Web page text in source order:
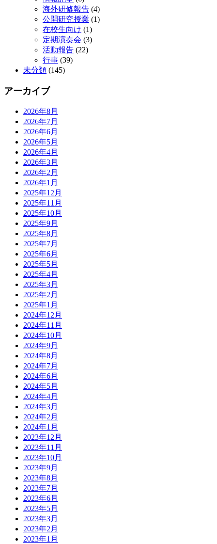
海外研修報告 (4)
公開研究授業 (1)
在校生向け (1)
定期演奏会 (3)
活動報告 (22)
行事 (39)
未分類 (145)
アーカイブ
2026年8月
2026年7月
2026年6月
2026年5月
2026年4月
2026年3月
2026年2月
2026年1月
2025年12月
2025年11月
2025年10月
2025年9月
2025年8月
2025年7月
2025年6月
2025年5月
2025年4月
2025年3月
2025年2月
2025年1月
2024年12月
2024年11月
2024年10月
2024年9月
2024年8月
2024年7月
2024年6月
2024年5月
2024年4月
2024年3月
2024年2月
2024年1月
2023年12月
2023年11月
2023年10月
2023年9月
2023年8月
2023年7月
2023年6月
2023年5月
2023年3月
2023年2月
2023年1月